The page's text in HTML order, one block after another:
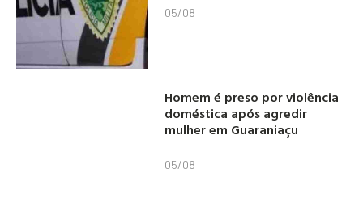
05/08
Homem é preso por violência
doméstica após agredir
mulher em Guaraniaçu
05/08